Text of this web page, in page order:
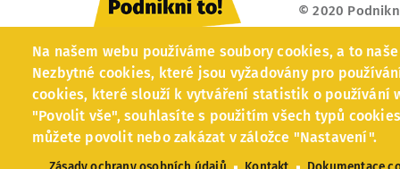
© 2020
Na našem webu používáme soubory cookies, a to
Nezbytné cookies, které jsou vyžadovány pro
cookies, které slouží k vytváření statistik o používání
"Povolit vše", souhlasíte s použitím všech typů
můžete povolit nebo zakázat v záložce "Nastavení".